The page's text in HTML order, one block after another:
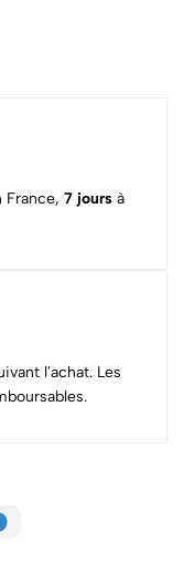
France, 7 jours à
l'achat. Les